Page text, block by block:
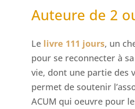
Auteure de 2
Le livre 111 jours, un
pour se reconnecter à
vie, dont une partie des
permet de soutenir
ACUM qui oeuvre pour